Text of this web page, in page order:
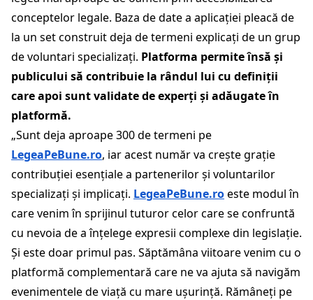
conceptelor legale. Baza de date a aplicației pleacă de
la un set construit deja de termeni explicați de un grup
de voluntari specializați. Platforma permite însă și
publicului să contribuie la rândul lui cu definiții
care apoi sunt validate de experți și adăugate în
platformă.
„Sunt deja aproape 300 de termeni pe
LegeaPeBune.ro, iar acest număr va crește grație
contribuției esențiale a partenerilor și voluntarilor
specializați și implicați. LegeaPeBune.roeste modul în
care venim în sprijinul tuturor celor care se confruntă
cu nevoia de a înțelege expresii complexe din legislație.
Și este doar primul pas. Săptămâna viitoare venim cu o
platformă complementară care ne va ajuta să navigăm
evenimentele de viață cu mare ușurință. Rămâneți pe